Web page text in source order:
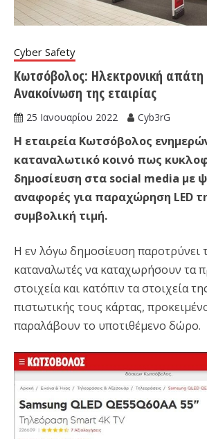
Cyber Safety
Κωτσόβολος: Ηλεκτρονική
Ανακοίνωση της εταιρίας
25 Ιανουαρίου 2022 Cyb3rG
Η εταιρεία Κωτσόβολος
καταναλωτικό κοινό πως
δημοσίευση στα social media με
αναφορές για παραχώρηση LED
συμβολική τιμή.
Η εν λόγω δημοσίευση παροτρύνει
καταναλωτές να καταχωρήσουν τα
στοιχεία και κατόπιν τα στοιχεία
πιστωτικής τους κάρτας,
παραλάβουν το υποτιθέμενο δώρο.